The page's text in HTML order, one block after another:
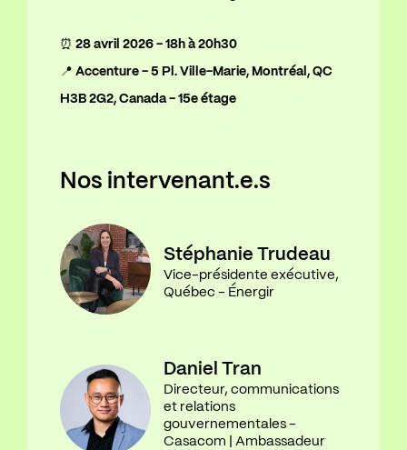
⏰ 28 avril 2026 - 18h à 20h30
📍 Accenture - 5 Pl. Ville-Marie, Montréal, QC
H3B 2G2, Canada - 15e étage
Nos intervenant.e.s
Stéphanie Trudeau
Vice-présidente exécutive,
Québec - Énergir
Daniel Tran
Directeur, communications
et relations
gouvernementales -
Casacom | Ambassadeur